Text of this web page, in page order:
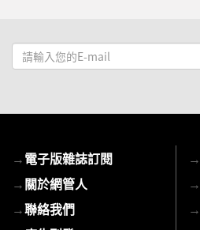
請
輸
mail
→電子版雜誌訂閱
→關於網管人
→聯絡我們
→
→
→